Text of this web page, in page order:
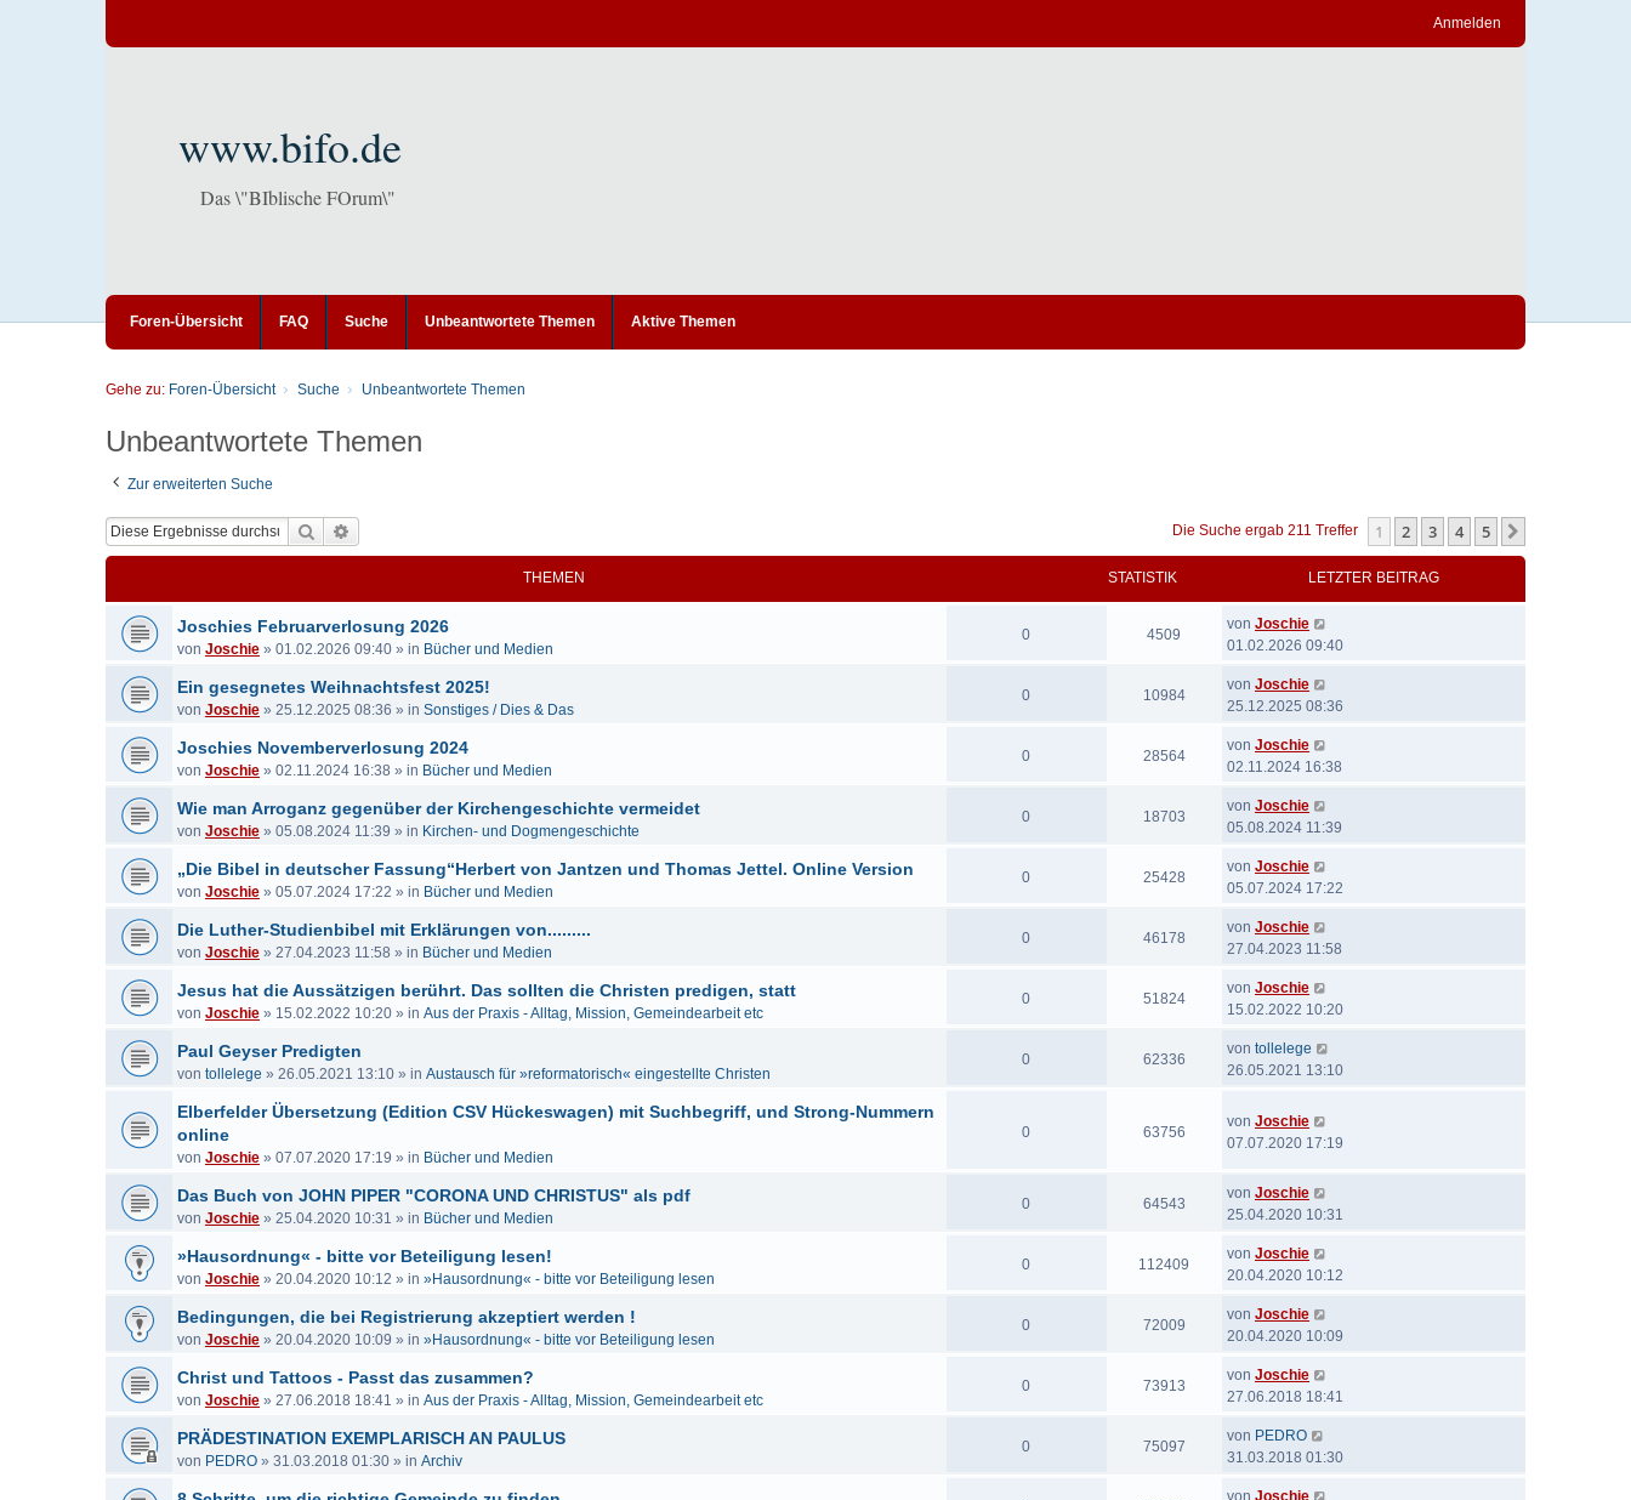
Anmelden
www.bifo.de
Das \"BIblische FOrum\"
Foren-Übersicht FAQ Suche Unbeantwortete Themen Aktive Themen
Gehe zu: Foren-Übersicht Suche Unbeantwortete Themen
Unbeantwortete Themen
Zur erweiterten Suche
Suche Die Suche ergab 211 Treffer 1 2 3 4 5
THEMEN STATISTIK LETZTER BEITRAG
Joschies Februarverlosung 2026
von Joschie » 01.02.2026 09:40 » in Bücher und Medien
0 4509
von Joschie
01.02.2026 09:40
Ein gesegnetes Weihnachtsfest 2025!
von Joschie » 25.12.2025 08:36 » in Sonstiges / Dies & Das
0 10984
von Joschie
25.12.2025 08:36
Joschies Novemberverlosung 2024
von Joschie » 02.11.2024 16:38 » in Bücher und Medien
0 28564
von Joschie
02.11.2024 16:38
Wie man Arroganz gegenüber der Kirchengeschichte vermeidet
von Joschie » 05.08.2024 11:39 » in Kirchen- und Dogmengeschichte
0 18703
von Joschie
05.08.2024 11:39
„Die Bibel in deutscher Fassung“Herbert von Jantzen und Thomas Jettel. Online Version
von Joschie » 05.07.2024 17:22 » in Bücher und Medien
0 25428
von Joschie
05.07.2024 17:22
Die Luther-Studienbibel mit Erklärungen von.........
von Joschie » 27.04.2023 11:58 » in Bücher und Medien
0 46178
von Joschie
27.04.2023 11:58
Jesus hat die Aussätzigen berührt. Das sollten die Christen predigen, statt
von Joschie » 15.02.2022 10:20 » in Aus der Praxis - Alltag, Mission, Gemeindearbeit etc
0 51824
von Joschie
15.02.2022 10:20
Paul Geyser Predigten
von tollelege » 26.05.2021 13:10 » in Austausch für »reformatorisch« eingestellte Christen
0 62336
von tollelege
26.05.2021 13:10
Elberfelder Übersetzung (Edition CSV Hückeswagen) mit Suchbegriff, und Strong-Nummern
online
von Joschie » 07.07.2020 17:19 » in Bücher und Medien
0 63756
von Joschie
07.07.2020 17:19
Das Buch von JOHN PIPER "CORONA UND CHRISTUS" als pdf
von Joschie » 25.04.2020 10:31 » in Bücher und Medien
0 64543
von Joschie
25.04.2020 10:31
»Hausordnung« - bitte vor Beteiligung lesen!
von Joschie » 20.04.2020 10:12 » in »Hausordnung« - bitte vor Beteiligung lesen
0 112409
von Joschie
20.04.2020 10:12
Bedingungen, die bei Registrierung akzeptiert werden !
von Joschie » 20.04.2020 10:09 » in »Hausordnung« - bitte vor Beteiligung lesen
0 72009
von Joschie
20.04.2020 10:09
Christ und Tattoos - Passt das zusammen?
von Joschie » 27.06.2018 18:41 » in Aus der Praxis - Alltag, Mission, Gemeindearbeit etc
0 73913
von Joschie
27.06.2018 18:41
PRÄDESTINATION EXEMPLARISCH AN PAULUS
von PEDRO » 31.03.2018 01:30 » in Archiv
0 75097
von PEDRO
31.03.2018 01:30
von Joschie